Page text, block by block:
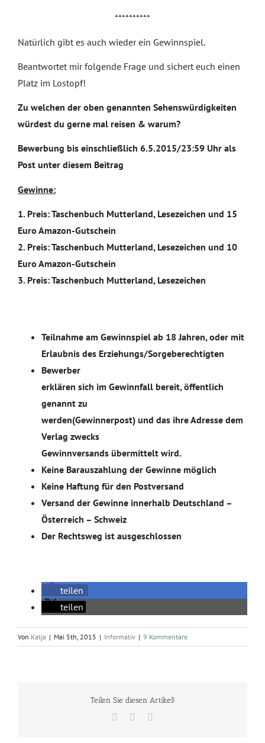
**********
Natürlich gibt es auch wieder ein Gewinnspiel.
Beantwortet mir folgende Frage und sichert euch einen
Platz im Lostopf!
Zu welchen der oben genannten Sehenswürdigkeiten
würdest du gerne mal reisen & warum?
Bewerbung bis einschließlich 6.5.2015/23:59 Uhr als
Post unter diesem Beitrag
Gewinne:
1. Preis: Taschenbuch Mutterland, Lesezeichen und 15
Euro Amazon-Gutschein
2. Preis: Taschenbuch Mutterland, Lesezeichen und 10
Euro Amazon-Gutschein
3. Preis: Taschenbuch Mutterland, Lesezeichen
Teilnahme am Gewinnspiel ab 18 Jahren, oder mit
Erlaubnis des Erziehungs/Sorgeberechtigten
Bewerber
erklären sich im Gewinnfall bereit, öffentlich
genannt zu
werden(Gewinnerpost) und das ihre Adresse dem
Verlag zwecks
Gewinnversands übermittelt wird.
Keine Barauszahlung der Gewinne möglich
Keine Haftung für den Postversand
Versand der Gewinne innerhalb Deutschland –
Österreich – Schweiz
Der Rechtsweg ist ausgeschlossen
teilen
teilen
Von Katja | Mai 5th, 2015 | Informativ | 9 Kommentare
Teilen Sie diesen Artikel!
Facebook
Twitter